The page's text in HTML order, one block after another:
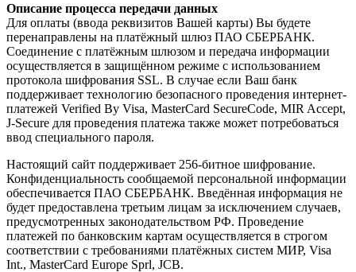
Описание процесса передачи данных
Для оплаты (ввода реквизитов Вашей карты) Вы будете
перенаправлены на платёжный шлюз ПАО СБЕРБАНК.
Соединение с платёжным шлюзом и передача информации
осуществляется в защищённом режиме с использованием
протокола шифрования SSL. В случае если Ваш банк
поддерживает технологию безопасного проведения интернет-
платежей Verified By Visa, MasterCard SecureCode, MIR Accept,
J-Secure для проведения платежа также может потребоваться
ввод специального пароля.
Настоящий сайт поддерживает 256-битное шифрование.
Конфиденциальность сообщаемой персональной информации
обеспечивается ПАО СБЕРБАНК. Введённая информация не
будет предоставлена третьим лицам за исключением случаев,
предусмотренных законодательством РФ. Проведение
платежей по банковским картам осуществляется в строгом
соответствии с требованиями платёжных систем МИР, Visa
Int., MasterCard Europe Sprl, JCB.